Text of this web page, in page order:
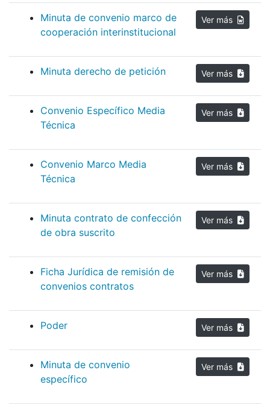
Minuta de convenio marco de
cooperación interinstitucional
Minuta derecho de petición Ver más
Convenio Específico Media
Técnica
Ver más
Convenio Marco Media
Técnica
Ver más
Minuta contrato de confección
de obra suscrito
Ver más
Ficha Jurídica de remisión de
convenios contratos
Ver más
Poder Ver más
Minuta de convenio
específico
Ver más